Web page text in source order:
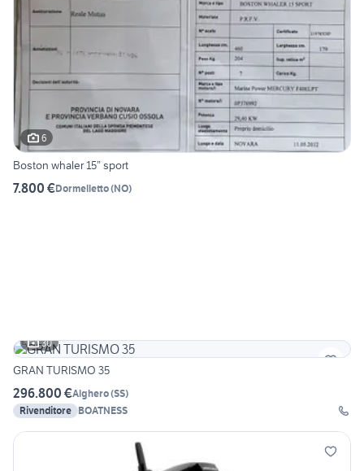
6
Boston whaler 15” sport
7.800 €Dormelletto(NO)
30
GRAN TURISMO 35
296.800 €Alghero(SS)
Rivenditore BOATNESS